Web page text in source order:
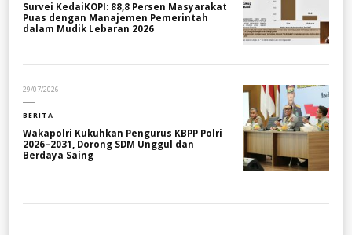
Survei KedaiKOPI: 88,8 Persen Masyarakat
Puas dengan Manajemen Pemerintah
dalam Mudik Lebaran 2026
29/07/2026
BERITA
Wakapolri Kukuhkan Pengurus KBPP Polri
2026–2031, Dorong SDM Unggul dan
Berdaya Saing